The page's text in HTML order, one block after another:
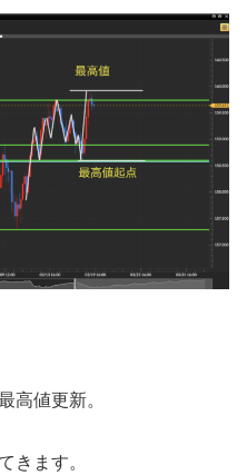
高値更新。
きます。